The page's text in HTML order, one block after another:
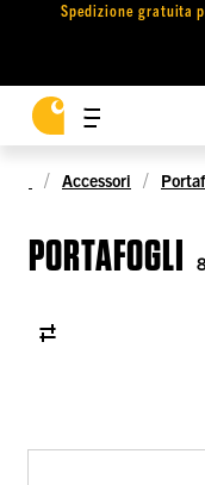
Spedizione gratuita
Accessori
PORTAFOGLI 8